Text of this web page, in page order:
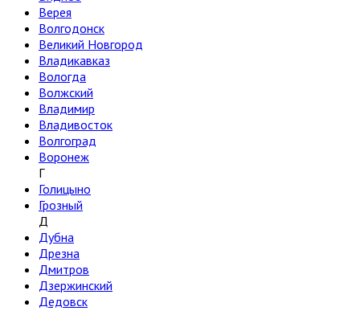
Верея
Волгодонск
Великий Новгород
Владикавказ
Вологда
Волжский
Владимир
Владивосток
Волгоград
Воронеж
Г
Голицыно
Грозный
Д
Дубна
Дрезна
Дмитров
Дзержинский
Дедовск